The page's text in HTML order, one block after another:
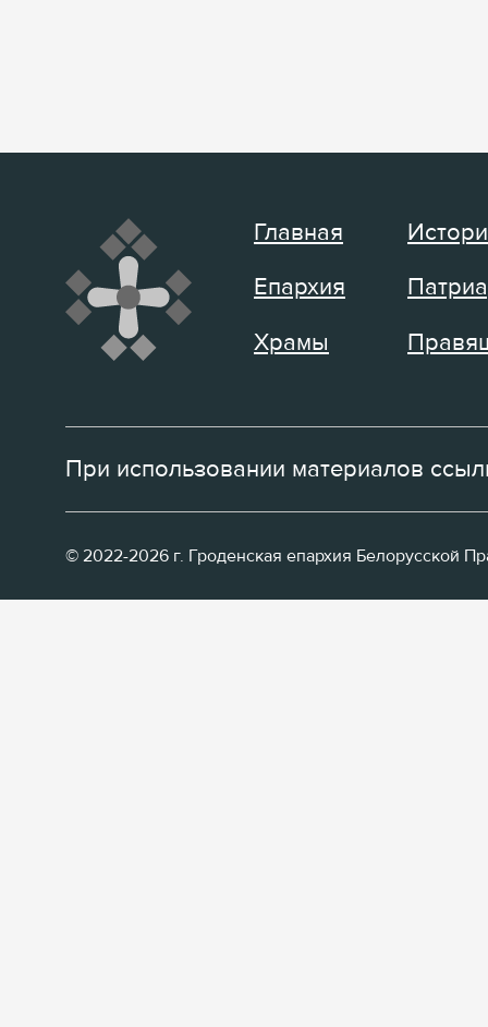
Главная
Епархия
Храмы
При использовании материалов
© 2022-2026 г. Гроденская епархия Белорусской